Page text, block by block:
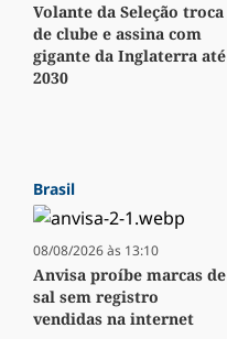
Volante da Seleção troca
de clube e assina com
gigante da Inglaterra até
2030
Brasil
08/08/2026 às 13:10
Anvisa proíbe marcas de
sal sem registro
vendidas na internet